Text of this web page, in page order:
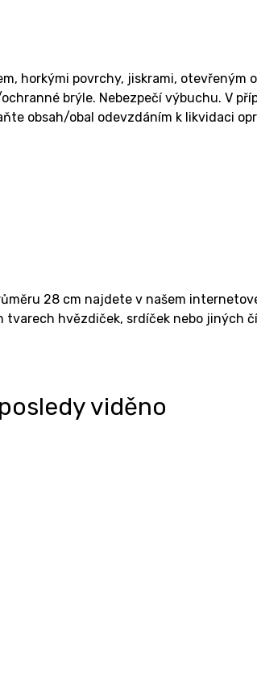
horkými povrchy, jiskrami,
brýle. Nebezpečí výbuchu. V
obsah/obal odevzdáním k likvidaci
28 cm najdete v našem
tvarech hvězdiček, srdíček nebo jiných
viděno